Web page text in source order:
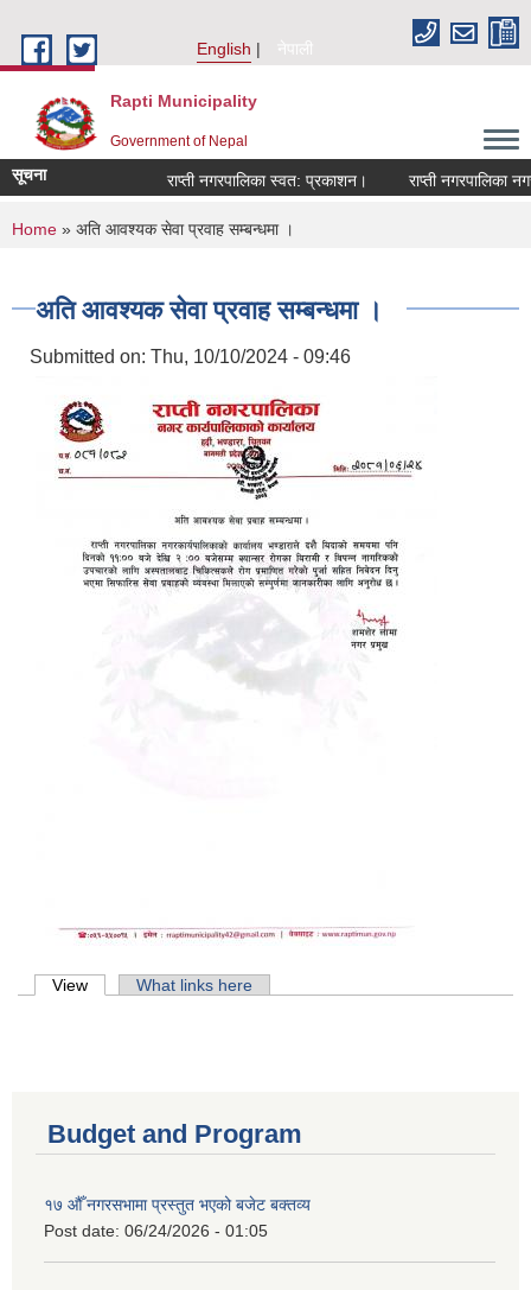
English
नेपाली
Rapti Municipality
Government of Nepal
सूचना राप्ती नगरपालिका स्वत: प्रकाशन। राप्ती नगरपालिका
You are here
Home » अति आवश्यक सेवा प्रवाह सम्बन्धमा ।
अति आवश्यक सेवा प्रवाह सम्बन्धमा ।
Submitted on: Thu, 10/10/2024 - 09:46
Primary tabs
View (active tab)What links here
Budget and Program
१७ औँ नगरसभामा प्रस्तुत भएको बजेट बक्तव्य
Post date: 06/24/2026 - 01:05